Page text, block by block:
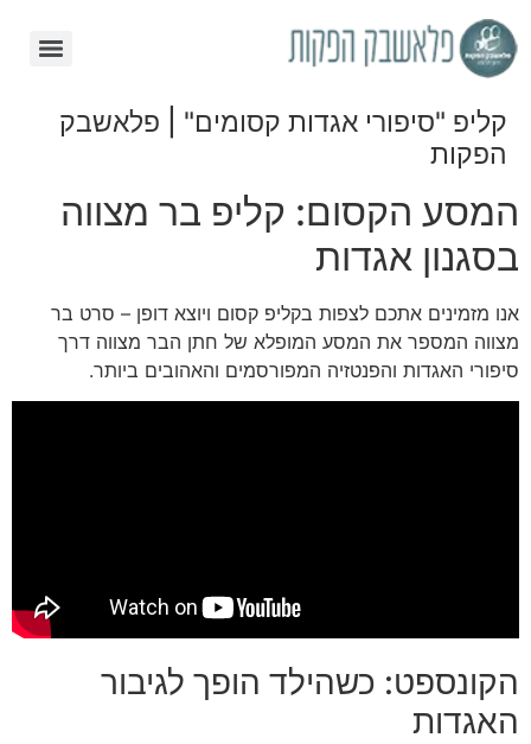
קליפ "סיפורי אגדות קסומים" | פלאשבק
הפקות
המסע הקסום: קליפ בר מצווה
בסגנון אגדות
אנו מזמינים אתכם לצפות בקליפ קסום ויוצא דופן – סרט בר
מצווה המספר את המסע המופלא של חתן הבר מצווה דרך
סיפורי האגדות והפנטזיה המפורסמים והאהובים ביותר.
הקונספט: כשהילד הופך לגיבור
האגדות